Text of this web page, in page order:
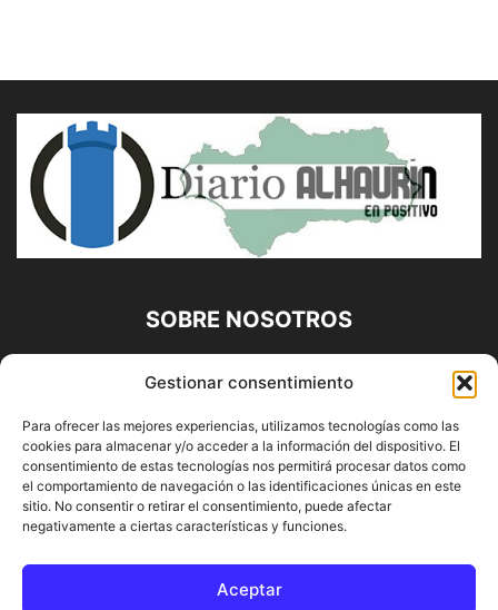
Gestionar consentimiento
Para ofrecer las mejores experiencias, utilizamos tecnologías como las
cookies para almacenar y/o acceder a la información del dispositivo. El
consentimiento de estas tecnologías nos permitirá procesar datos como
el comportamiento de navegación o las identificaciones únicas en este
sitio. No consentir o retirar el consentimiento, puede afectar
negativamente a ciertas características y funciones.
Aceptar
SOBRE NOSOTROS
Diario Alhaurín (www.alhaurindelatorre.com) Propiedad de
Francisco E. López López | 639 95 71 95 | Noticias de
Alhaurín de la Torre, Málaga y Provincia|
Contáctanos:info@alhaurindelatorre.com
SÍGUENOS